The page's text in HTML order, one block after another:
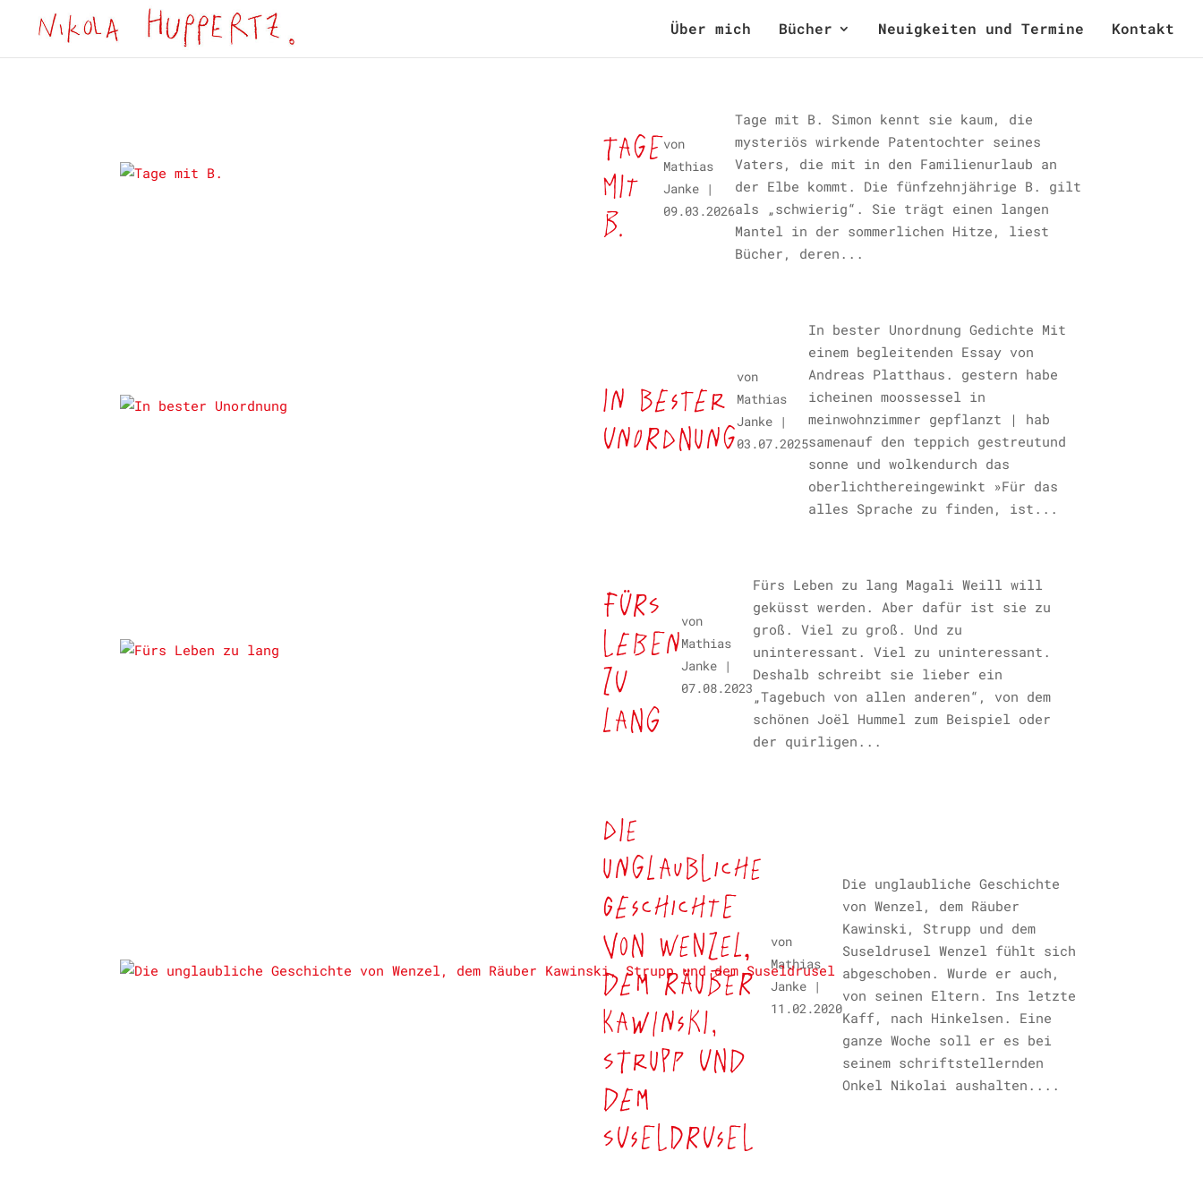
Über mich Bücher Neuigkeiten und Termine Kontakt
Tage
mit
B.
von
Mathias
Janke |
09.03.2026
Tage mit B. Simon kennt sie kaum, die
mysteriös wirkende Patentochter seines
Vaters, die mit in den Familienurlaub an
der Elbe kommt. Die fünfzehnjährige B. gilt
als „schwierig“. Sie trägt einen langen
Mantel in der sommerlichen Hitze, liest
Bücher, deren...
In bester
Unordnung
von
Mathias
Janke |
03.07.2025
In bester Unordnung Gedichte Mit
einem begleitenden Essay von
Andreas Platthaus. gestern habe
icheinen moossessel in
meinwohnzimmer gepflanzt | hab
samenauf den teppich gestreutund
sonne und wolkendurch das
oberlichthereingewinkt »Für das
alles Sprache zu finden, ist...
Fürs
Leben
zu
lang
von
Mathias
Janke |
07.08.2023
Fürs Leben zu lang Magali Weill will
geküsst werden. Aber dafür ist sie zu
groß. Viel zu groß. Und zu
uninteressant. Viel zu uninteressant.
Deshalb schreibt sie lieber ein
„Tagebuch von allen anderen“, von dem
schönen Joël Hummel zum Beispiel oder
der quirligen...
Die
unglaubliche
Geschichte
von Wenzel,
dem Räuber
Kawinski,
Strupp und
dem
Suseldrusel
von
Mathias
Janke |
11.02.2020
Die unglaubliche Geschichte
von Wenzel, dem Räuber
Kawinski, Strupp und dem
Suseldrusel Wenzel fühlt sich
abgeschoben. Wurde er auch,
von seinen Eltern. Ins letzte
Kaff, nach Hinkelsen. Eine
ganze Woche soll er es bei
seinem schriftstellernden
Onkel Nikolai aushalten....